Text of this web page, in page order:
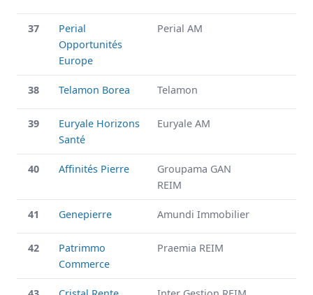
37
Perial
Opportunités
Europe
Perial AM
38 Telamon Borea Telamon
39
Euryale Horizons
Santé
Euryale AM
40 Affinités Pierre
Groupama GAN
REIM
41 Genepierre Amundi Immobilier
42
Patrimmo
Commerce
Praemia REIM